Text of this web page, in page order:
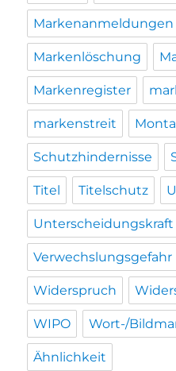
Markenanmeldungen
Markenlöschung
Markenregister
markenstreit
Schutzhindernisse
Titel Titelschutz
Unterscheidungskraft
Verwechslungsgefahr
Widerspruch
WIPO Wort-/
Ähnlichkeit